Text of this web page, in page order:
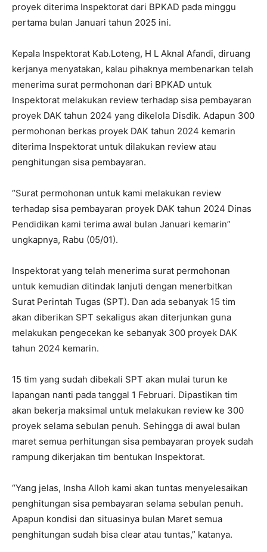
proyek diterima Inspektorat dari BPKAD pada minggu
pertama bulan Januari tahun 2025 ini.
Kepala Inspektorat Kab.Loteng, H L Aknal Afandi, diruang
kerjanya menyatakan, kalau pihaknya membenarkan telah
menerima surat permohonan dari BPKAD untuk
Inspektorat melakukan review terhadap sisa pembayaran
proyek DAK tahun 2024 yang dikelola Disdik. Adapun 300
permohonan berkas proyek DAK tahun 2024 kemarin
diterima Inspektorat untuk dilakukan review atau
penghitungan sisa pembayaran.
“Surat permohonan untuk kami melakukan review
terhadap sisa pembayaran proyek DAK tahun 2024 Dinas
Pendidikan kami terima awal bulan Januari kemarin”
ungkapnya, Rabu (05/01).
Inspektorat yang telah menerima surat permohonan
untuk kemudian ditindak lanjuti dengan menerbitkan
Surat Perintah Tugas (SPT). Dan ada sebanyak 15 tim
akan diberikan SPT sekaligus akan diterjunkan guna
melakukan pengecekan ke sebanyak 300 proyek DAK
tahun 2024 kemarin.
15 tim yang sudah dibekali SPT akan mulai turun ke
lapangan nanti pada tanggal 1 Februari. Dipastikan tim
akan bekerja maksimal untuk melakukan review ke 300
proyek selama sebulan penuh. Sehingga di awal bulan
maret semua perhitungan sisa pembayaran proyek sudah
rampung dikerjakan tim bentukan Inspektorat.
“Yang jelas, Insha Alloh kami akan tuntas menyelesaikan
penghitungan sisa pembayaran selama sebulan penuh.
Apapun kondisi dan situasinya bulan Maret semua
penghitungan sudah bisa clear atau tuntas,” katanya.